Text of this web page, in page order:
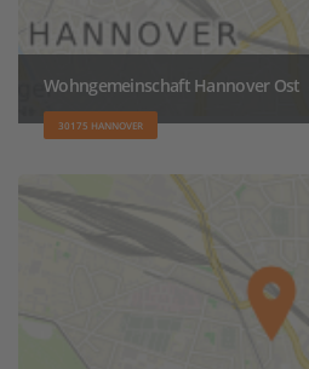
Wohngemeinschaft Hannover Ost
30175 HANNOVER